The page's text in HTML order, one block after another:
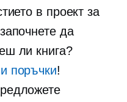
в проект за
да
ли книга?
поръчки!